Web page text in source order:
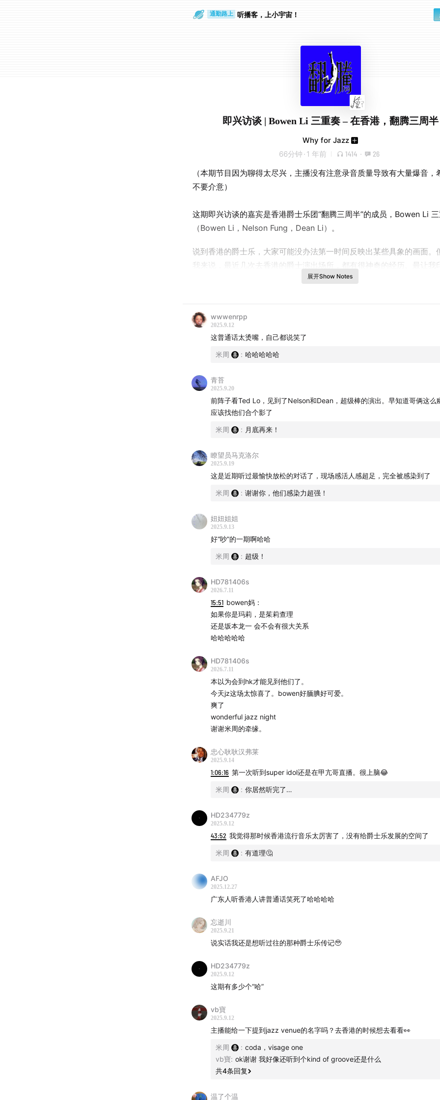
通勤路上 听播客，上小宇宙！
即兴访谈 | Bowen Li 三重奏 – 在香港，翻腾三周半
Why for Jazz
66分钟 · 1 年前 1414 · 26
（本期节目因为聊得太尽兴，主播没有注意录音质量导致有大量爆音，
不要介意）
这期即兴访谈的嘉宾是香港爵士乐团“翻腾三周半”的成员，Bowen Li
（Bowen Li，Nelson Fung，Dean Li）。
说到香港的爵士乐，大家可能没办法第一时间反映出某些具象的画面。
我来说，最近几次去香港的爵士演出场所，都有很神奇的经历。最让我
的，是“翻腾三周半”这个组织。用 JZ Club 老板老任的话说，这些年轻
九月底（25-28），翻腾三周半将会来北京和上海，开启他们的大陆首演
购票链接如下：
9/27 & 28，上海，Chair Club：
展开Show Notes
wwwenrpp
2025.9.12
这普通话太烫嘴，自己都说笑了
米周 : 哈哈哈哈哈
青苔
2025.9.20
前阵子看Ted Lo，见到了Nelson和Dean，超级棒的演出。早知道哥俩这么
应该找他们合个影了
米周 : 月底再来！
瞭望员马克洛尔
2025.9.19
这是近期听过最愉快放松的对话了，现场感活人感超足，完全被感染到了
米周 : 谢谢你，他们感染力超强！
妞妞姐姐
2025.9.13
好“吵”的一期啊哈哈
米周 : 超级！
HD781406s
2026.7.11
15:51 bowen妈：
如果你是玛莉，是茱莉查理
还是坂本龙一 会不会有很大关系
哈哈哈哈哈
HD781406s
2026.7.11
本以为会到hk才能见到他们了。
今天jz这场太惊喜了。bowen好腼腆好可爱。
爽了
wonderful jazz night
谢谢米周的牵缘。
忠心耿耿汉弗莱
2025.9.14
1:06:16 第一次听到super idol还是在甲亢哥直播。很上脑😂
米周 : 你居然听完了…
HD234779z
2025.9.12
43:52 我觉得那时候香港流行音乐太厉害了，没有给爵士乐发展的空间了
米周 : 有道理🤔
AFJO
2025.12.27
广东人听香港人讲普通话笑死了哈哈哈哈
忘逝川
2025.9.21
说实话我还是想听过往的那种爵士乐传记🥹
HD234779z
2025.9.12
这期有多少个“哈”
vb寶
2025.9.12
主播能给一下提到jazz venue的名字吗？去香港的时候想去看看👀
米周 : coda，visage one
vb寶: ok谢谢 我好像还听到个kind of groove还是什么
共4条回复
温了个温